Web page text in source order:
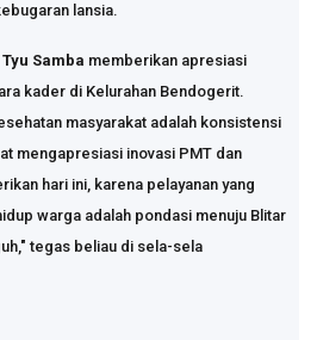
lansia.
Samba memberikan apresiasi
kader di Kelurahan Bendogerit.
masyarakat adalah konsistensi
mengapresiasi inovasi PMT dan
hari ini, karena pelayanan yang
warga adalah pondasi menuju Blitar
tegas beliau di sela-sela